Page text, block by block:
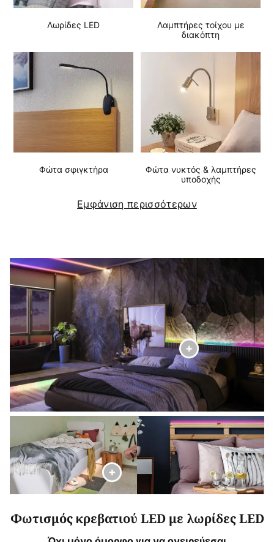
Λωρίδες LED
Λαμπτήρες τοίχου με
διακόπτη
Φώτα σφιγκτήρα
Φώτα νυκτός & λαμπτήρες
υποδοχής
Εμφάνιση περισσότερων
Φωτισμός κρεβατιού LED με λωρίδες LED